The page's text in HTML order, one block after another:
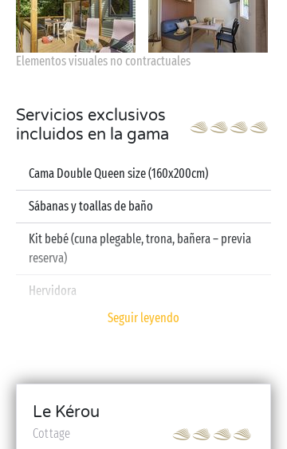
Elementos visuales no contractuales
Servicios exclusivos
incluidos en la gama
Cama Double Queen size (160x200cm)
Sábanas y toallas de baño
Kit bebé (cuna plegable, trona, bañera – previa
reserva)
Hervidora
Seguir leyendo
Le Kérou
Cottage